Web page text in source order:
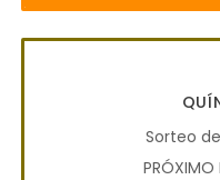
Sorteo
PRÓXIMO